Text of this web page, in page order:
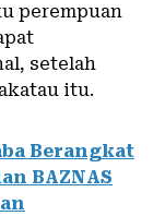
perempuan
setelah
itu.
Berangkat
BAZNAS